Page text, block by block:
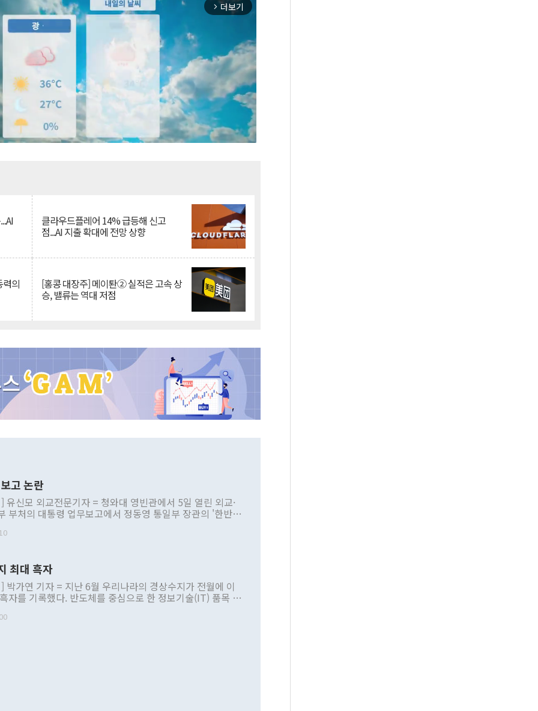
arrow_forward_ios 더보기
클라우드플레어 14% 급등해 신고
점...AI 지출 확대에 전망 상향
의 [홍콩 대장주] 메이퇀② 실적은 고속 상
승, 밸류는 역대 저점
고 논란
유신모 외교전문기자 = 청와대 영빈관에서 5일 열린 외교·
부처의 대통령 업무보고에서 정동영 통일부 장관의 '한반도
부 내 조율을 거치지 않은 사안을 정책으로 추진하겠다고 공
근거한 비현실적 구상'이라는 비판을 내놨다. 그동안 정 장
관련 발언이 물의를 빚은 적은 여러 번 있지만 대통령과 유
공개적으로 부정적 입장을 표명한 것은 이례적이다. 정 장
북 접근법과 월권을 제어해야 한다는 목소리도 높아지고 있
최대 흑자
박가연 기자 = 지난 6월 우리나라의 경상수지가 전월에 이
자를 기록했다. 반도체를 중심으로 한 정보기술(IT) 품목 수
르